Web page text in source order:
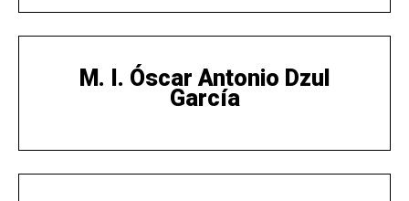
M. I. Óscar Antonio Dzul
García